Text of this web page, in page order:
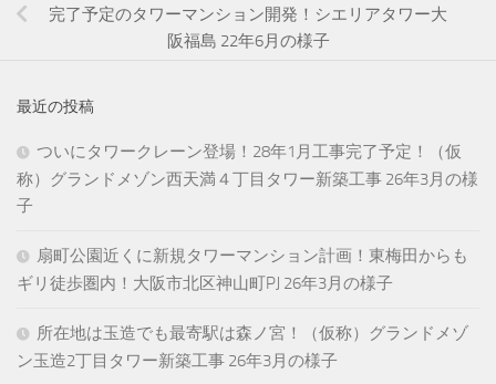
完了予定のタワーマンション開発！シエリアタワー大
阪福島 22年6月の様子
最近の投稿
ついにタワークレーン登場！28年1月工事完了予定！（仮
称）グランドメゾン西天満４丁目タワー新築工事 26年3月の様
子
扇町公園近くに新規タワーマンション計画！東梅田からも
ギリ徒歩圏内！大阪市北区神山町PJ 26年3月の様子
所在地は玉造でも最寄駅は森ノ宮！（仮称）グランドメゾ
ン玉造2丁目タワー新築工事 26年3月の様子